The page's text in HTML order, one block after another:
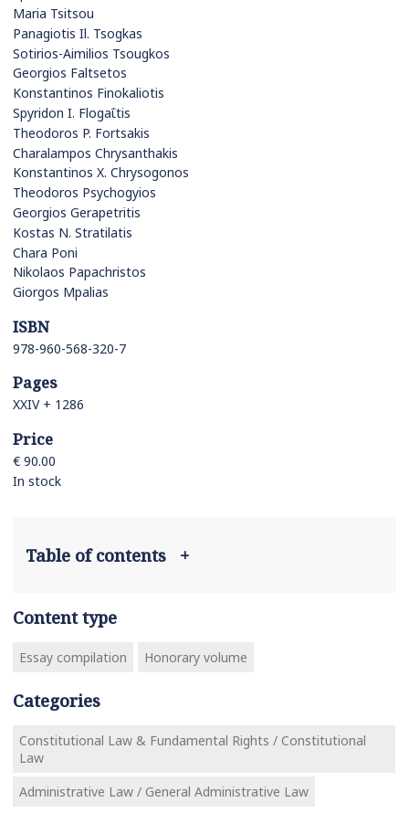
Maria Tsitsou
Panagiotis Il. Tsogkas
Sotirios-Aimilios Tsougkos
Georgios Faltsetos
Konstantinos Finokaliotis
Spyridon I. Flogaΐtis
Theodoros P. Fortsakis
Charalampos Chrysanthakis
Konstantinos X. Chrysogonos
Theodoros Psychogyios
Georgios Gerapetritis
Kostas N. Stratilatis
Chara Poni
Nikolaos Papachristos
Giorgos Mpalias
ISBN
978-960-568-320-7
Pages
XXIV + 1286
Price
€ 90.00
In stock
Table of contents +
Content type
Essay compilation Honorary volume
Categories
Constitutional Law & Fundamental Rights / Constitutional
Law
Administrative Law / General Administrative Law